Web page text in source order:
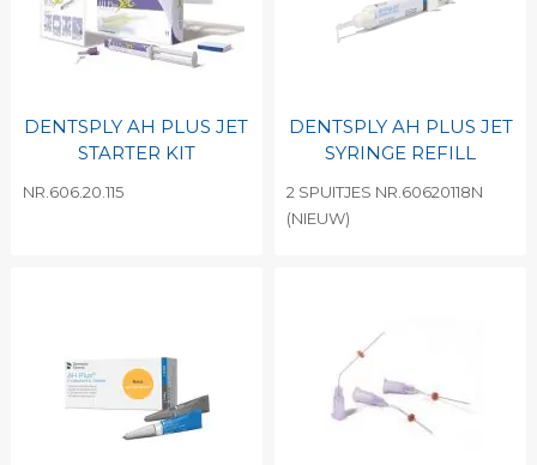
DENTSPLY AH PLUS JET
STARTER KIT
NR.606.20.115
DENTSPLY AH PLUS JET
SYRINGE REFILL
2 SPUITJES NR.60620118N
(NIEUW)